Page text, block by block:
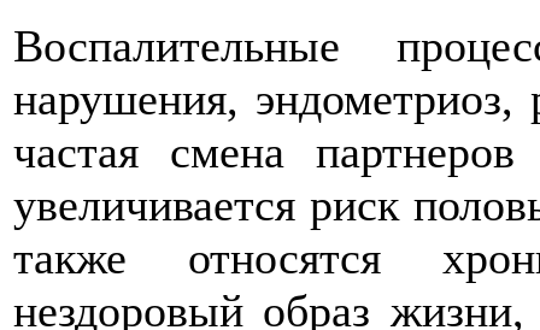
Воспалительные
нарушения,
частая смена
увеличивается риск
также относятся
нездоровый образ жизни,